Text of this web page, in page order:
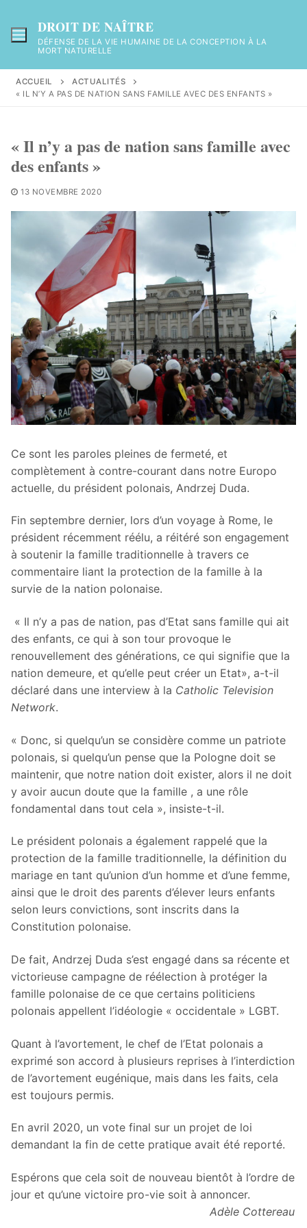
au
contenu
DROIT DE NAÎTRE
DÉFENSE DE LA VIE HUMAINE DE LA CONCEPTION À LA
MORT NATURELLE
ACCUEIL
ACTUALITÉS
« IL N’Y A PAS DE NATION SANS FAMILLE AVEC DES ENFANTS »
« Il n’y a pas de nation sans famille avec
des enfants »
13 NOVEMBRE 2020
Ce sont les paroles pleines de fermeté, et
complètement à contre-courant dans notre Europo
actuelle, du président polonais, Andrzej Duda.
Fin septembre dernier, lors d’un voyage à Rome, le
président récemment réélu, a réitéré son engagement
à soutenir la famille traditionnelle à travers ce
commentaire liant la protection de la famille à la
survie de la nation polonaise.
« Il n’y a pas de nation, pas d’Etat sans famille qui ait
des enfants, ce qui à son tour provoque le
renouvellement des générations, ce qui signifie que la
nation demeure, et qu’elle peut créer un Etat», a-t-il
déclaré dans une interview à la Catholic Television
Network.
« Donc, si quelqu’un se considère comme un patriote
polonais, si quelqu’un pense que la Pologne doit se
maintenir, que notre nation doit exister, alors il ne doit
y avoir aucun doute que la famille , a une rôle
fondamental dans tout cela », insiste-t-il.
Le président polonais a également rappelé que la
protection de la famille traditionnelle, la définition du
mariage en tant qu’union d’un homme et d’une femme,
ainsi que le droit des parents d’élever leurs enfants
selon leurs convictions, sont inscrits dans la
Constitution polonaise.
De fait, Andrzej Duda s’est engagé dans sa récente et
victorieuse campagne de réélection à protéger la
famille polonaise de ce que certains politiciens
polonais appellent l’idéologie « occidentale » LGBT.
Quant à l’avortement, le chef de l’Etat polonais a
exprimé son accord à plusieurs reprises à l’interdiction
de l’avortement eugénique, mais dans les faits, cela
est toujours permis.
En avril 2020, un vote final sur un projet de loi
demandant la fin de cette pratique avait été reporté.
Espérons que cela soit de nouveau bientôt à l’ordre de
jour et qu’une victoire pro-vie soit à annoncer.
Adèle Cottereau